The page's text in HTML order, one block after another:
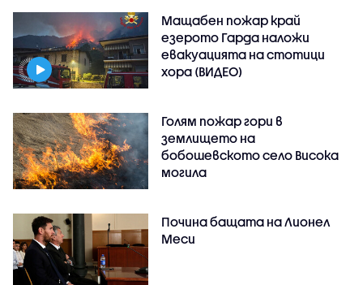
Мащабен пожар край
езерото Гарда наложи
евакуацията на стотици
хора (ВИДЕО)
Голям пожар гори в
землището на
бобошевското село Висока
могила
Почина бащата на Лионел
Меси